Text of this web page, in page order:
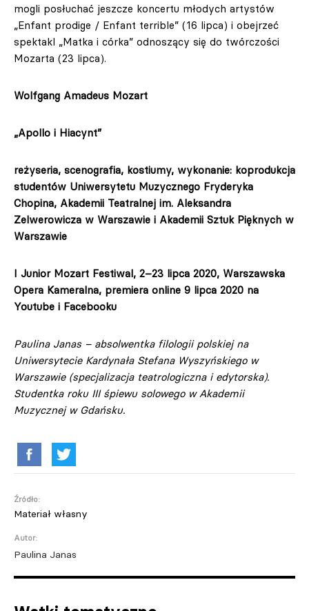
mogli posłuchać jeszcze koncertu młodych artystów
„Enfant prodige / Enfant terrible” (16 lipca) i obejrzeć
spektakl „Matka i córka” odnoszący się do twórczości
Mozarta (23 lipca).
Wolfgang Amadeus Mozart
„Apollo i Hiacynt”
reżyseria, scenografia, kostiumy, wykonanie: koprodukcja
studentów Uniwersytetu Muzycznego Fryderyka
Chopina, Akademii Teatralnej im. Aleksandra
Zelwerowicza w Warszawie i Akademii Sztuk Pięknych w
Warszawie
I Junior Mozart Festiwal, 2–23 lipca 2020, Warszawska
Opera Kameralna, premiera online 9 lipca 2020 na
Youtube i Facebooku
Paulina Janas – absolwentka filologii polskiej na
Uniwersytecie Kardynała Stefana Wyszyńskiego w
Warszawie (specjalizacja teatrologiczna i edytorska).
Studentka roku III śpiewu solowego w Akademii
Muzycznej w Gdańsku.
Źródło:
Materiał własny
Autor:
Paulina Janas